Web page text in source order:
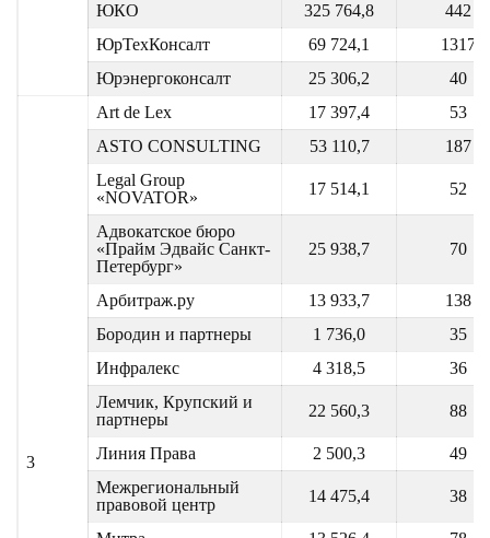
ЮКО
325 764,8
442
ЮрТехКонсалт
69 724,1
1317
Юрэнергоконсалт
25 306,2 40
3
Art de Lex 17 397,4
53
ASTO CONSULTING
53 110,7
187
Legal Group
«NOVATOR»
17 514,1 52
Адвокатское бюро
«Прайм Эдвайс Санкт-
Петербург»
25 938,7 70
Арбитраж.ру 13 933,7
138
Бородин и партнеры
1 736,0
35
Инфралекс
4 318,5
36
Лемчик, Крупский и
партнеры
22 560,3 88
Линия Права 2 500,3
49
Межрегиональный
правовой центр
14 475,4 38